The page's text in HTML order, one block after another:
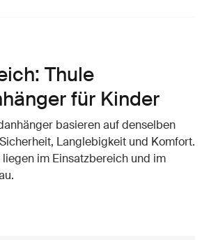
Thule
für Kinder
basieren auf denselben
Langlebigkeit und Komfort.
im Einsatzbereich und im